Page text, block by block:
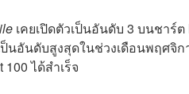
เคยเปิดตัวเป็นอันดับ 3 บนชาร์
นอันดับสูงสุดในช่วงเดือนพฤศจิ
ได้สำเร็จ